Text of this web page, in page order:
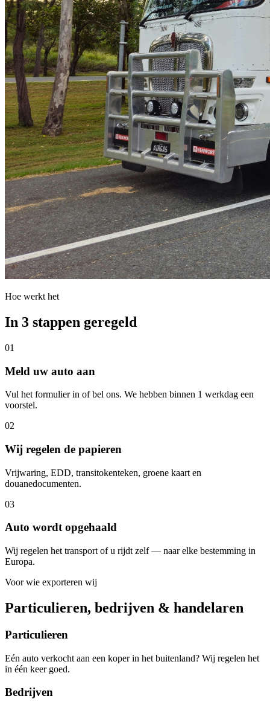
Hoe werkt het
In 3 stappen geregeld
01
Meld uw auto aan
Vul het formulier in of bel ons. We hebben binnen 1 werkdag een
voorstel.
02
Wij regelen de papieren
Vrijwaring, EDD, transitokenteken, groene kaart en
douanedocumenten.
03
Auto wordt opgehaald
Wij regelen het transport of u rijdt zelf — naar elke bestemming in
Europa.
Voor wie exporteren wij
Particulieren, bedrijven & handelaren
Particulieren
Eén auto verkocht aan een koper in het buitenland? Wij regelen het
in één keer goed.
Bedrijven